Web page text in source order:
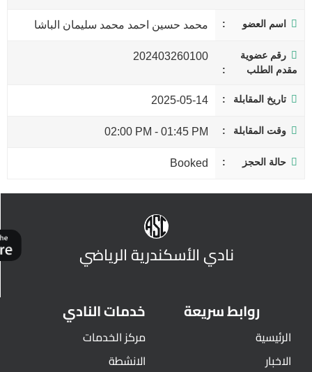
اسم العضو محمد حسين احمد محمد سليمان الباشا
رقم عضوية
مقدم الطلب
202403260100
تاريخ المقابلة 2025-05-14
وقت المقابلة 01:45 PM
-
02:00 PM
حالة الحجز Booked
نادي الأسكندرية الرياضي
روابط سريعة
الرئيسية
الاخبار
خدمات النادي
مركز الخدمات
الانشطة